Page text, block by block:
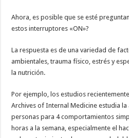
Ahora, es posible que se esté
estos interruptores «ON»?
La respuesta es de una variedad de
ambientales, trauma físico, estrés y
la nutrición.
Por ejemplo, los estudios
Archives of Internal Medicine estudia la
personas para 4 comportamientos
horas a la semana, especialmente el